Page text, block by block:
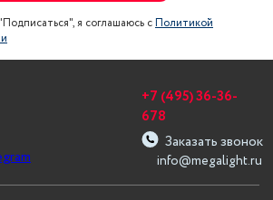
я соглашаюсь сПолитикой
info@megalight.ru
+7 (495) 36-36-
678
Заказать звонок